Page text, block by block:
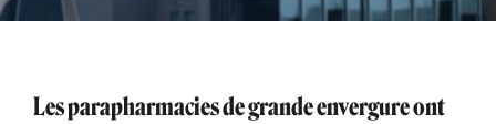
Les parapharmacies de grande envergure ont